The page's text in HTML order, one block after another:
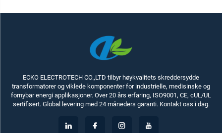
ECKO ELECTROTECH CO.,LTD tilbyr høykvalitets skreddersydde
transformatorer og viklede komponenter for industrielle, medisinske og
fornybar energi applikasjoner. Over 20 års erfaring, ISO9001, CE, cUL/UL
sertifisert. Global levering med 24 måneders garanti. Kontakt oss i dag.